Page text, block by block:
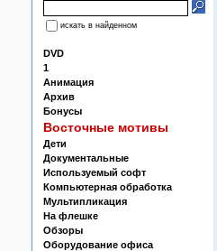
искать в найденном
DVD
1
Анимация
Архив
Бонусы
Восточные мотивы
Дети
Документальные
Используемый софт
Компьютерная обработка
Мультипликация
На флешке
Обзоры
Оборудование офиса